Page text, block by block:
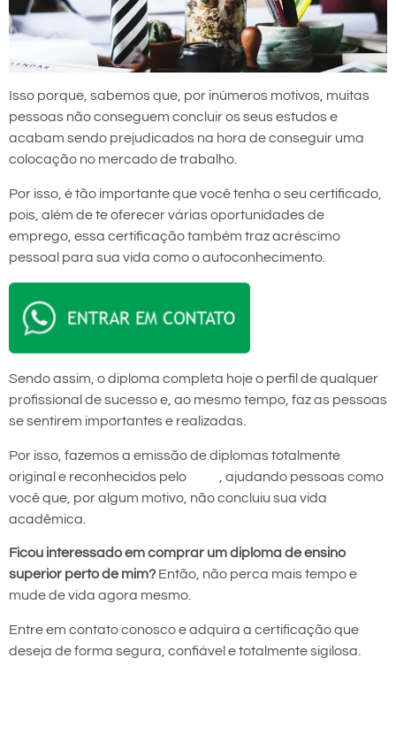
Isso porque, sabemos que, por inúmeros motivos, muitas
pessoas não conseguem concluir os seus estudos e
acabam sendo prejudicados na hora de conseguir uma
colocação no mercado de trabalho.
Por isso, é tão importante que você tenha o seu certificado,
pois, além de te oferecer várias oportunidades de
emprego, essa certificação também traz acréscimo
pessoal para sua vida como o autoconhecimento.
Sendo assim, o diploma completa hoje o perfil de qualquer
profissional de sucesso e, ao mesmo tempo, faz as pessoas
se sentirem importantes e realizadas.
Por isso, fazemos a emissão de diplomas totalmente
original e reconhecidos pelo
, ajudando pessoas como
você que, por algum motivo, não concluiu sua vida
acadêmica.
Ficou interessado em comprar um diploma de ensino
superior perto de mim? Então, não perca mais tempo e
mude de vida agora mesmo.
Entre em contato conosco e adquira a certificação que
deseja de forma segura, confiável e totalmente sigilosa.